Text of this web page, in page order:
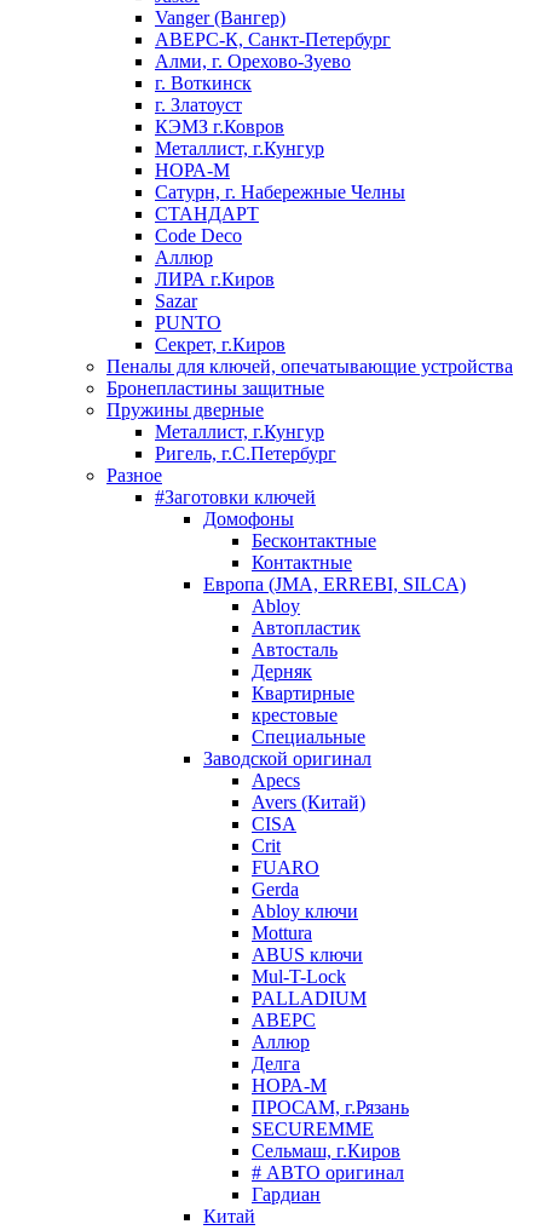
Vanger (Вангер)
АВЕРС-К, Санкт-Петербург
Алми, г. Орехово-Зуево
г. Воткинск
г. Златоуст
КЭМЗ г.Ковров
Металлист, г.Кунгур
НОРА-М
Сатурн, г. Набережные Челны
СТАНДАРТ
Code Deco
Аллюр
ЛИРА г.Киров
Sazar
PUNTO
Секрет, г.Киров
Пеналы для ключей, опечатывающие устройства
Бронепластины защитные
Пружины дверные
Металлист, г.Кунгур
Ригель, г.С.Петербург
Разное
#Заготовки ключей
Домофоны
Бесконтактные
Контактные
Европа (JMA, ERREBI, SILCA)
Abloy
Автопластик
Автосталь
Дерняк
Квартирные
крестовые
Специальные
Заводской оригинал
Apecs
Avers (Китай)
CISA
Crit
FUARO
Gerda
Abloy ключи
Mottura
ABUS ключи
Mul-T-Lock
PALLADIUM
АВЕРС
Аллюр
Делга
НОРА-М
ПРОСАМ, г.Рязань
SECUREMME
Сельмаш, г.Киров
# АВТО оригинал
Гардиан
Китай